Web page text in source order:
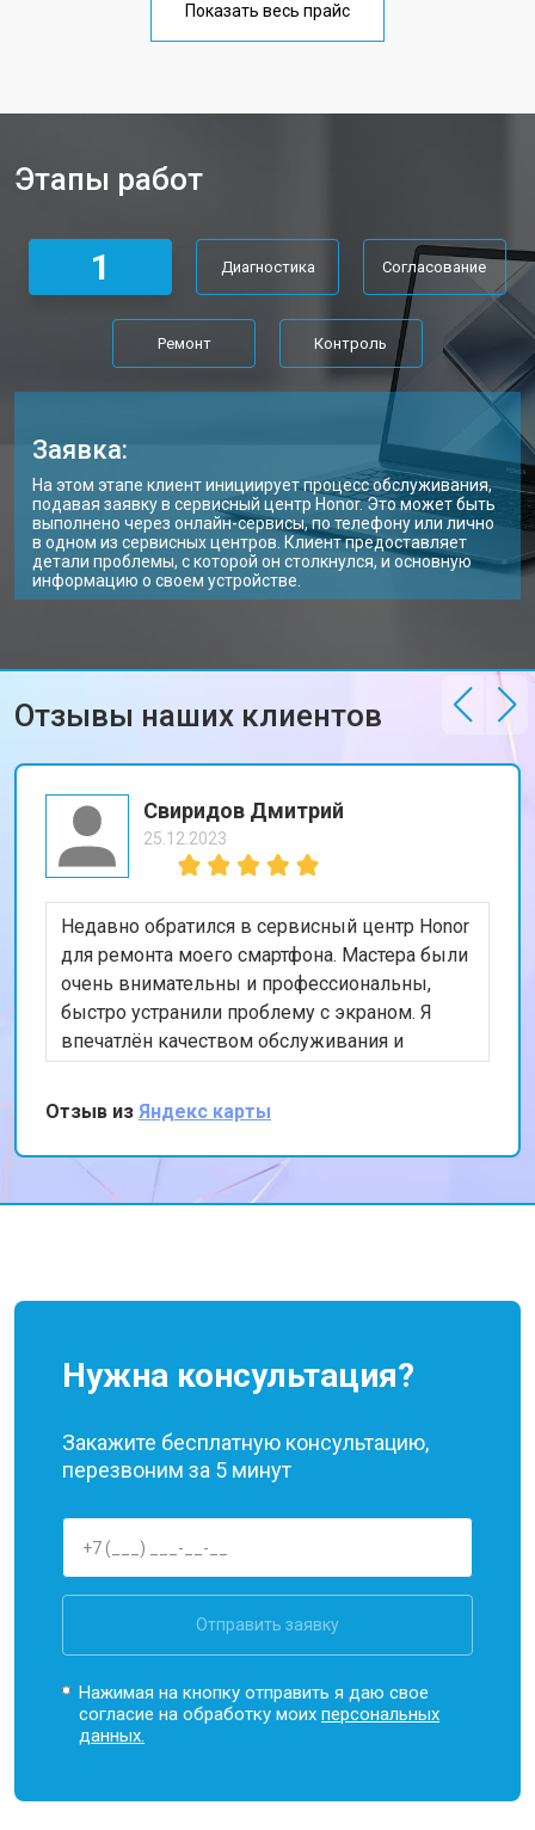
Замена тачпада ноутбука Honor от 1500 ₽
Замена материнской платы
Замена Wi-Fi ноутбука Honor от 2200 ₽ Заказать
Ремонт цепи питания от 3500 ₽ Заказать
Замена USB порта от 2200 ₽ Заказать
от 2600 ₽
от 2600 ₽
Замена оперативной памяти от 1100 ₽ Заказать
Прошивка BIOS ноутбука Honor от 1500 ₽ Заказать
Показать весь прайс
Этапы работ
1 Диагностика Согласование
Ремонт Контроль
Заявка:
На этом этапе клиент инициирует процесс обслуживания,
подавая заявку в сервисный центр Honor. Это может быть
выполнено через онлайн-сервисы, по телефону или лично
в одном из сервисных центров. Клиент предоставляет
детали проблемы, с которой он столкнулся, и основную
информацию о своем устройстве.
Отзывы наших клиентов
Свиридов Дмитрий
25.12.2023
Недавно обратился в сервисный центр Honor
для ремонта моего смартфона. Мастера были
очень внимательны и профессиональны,
быстро устранили проблему с экраном. Я
впечатлён качеством обслуживания и
скоростью выполнения работы. Мой телефон
теперь работает безупречно. Спасибо за
отличную работу!
Отзыв из Яндекс карты
Нужна консультация?
Закажите бесплатную консультацию,
перезвоним за 5 минут
Отправить заявку
Нажимая на кнопку отправить я даю свое
согласие на обработку моихперсональных
данных.